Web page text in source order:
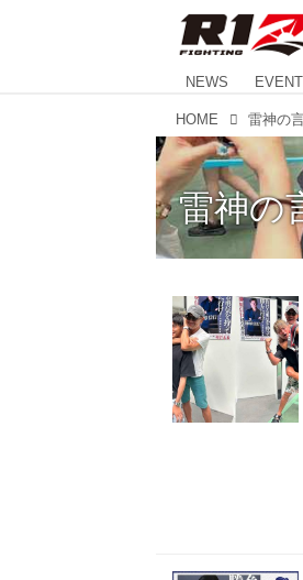
NEWS EVENT
HOME 雷神の
雷神の